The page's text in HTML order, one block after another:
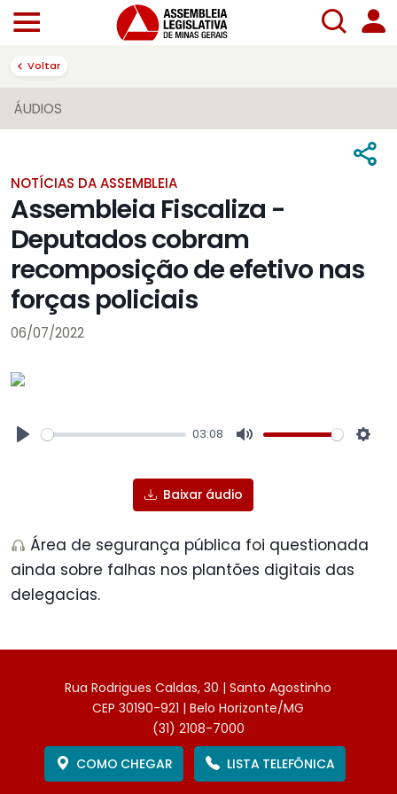
Voltar
ÁUDIOS
NOTÍCIAS DA ASSEMBLEIA
Assembleia Fiscaliza -
Deputados cobram
recomposição de efetivo nas
forças policiais
06/07/2022
03:08
Baixar áudio
Área de segurança pública foi questionada
ainda sobre falhas nos plantões digitais das
delegacias.
Rua Rodrigues Caldas, 30 | Santo Agostinho
CEP 30190-921 | Belo Horizonte/MG
(31) 2108-7000
COMO CHEGAR
LISTA TELEFÔNICA